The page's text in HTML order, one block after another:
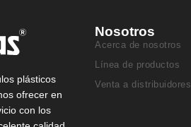
plásticos
ofrecer en
con los
Nosotros
Acerca de nosotros
Línea de productos
Venta a distribuidores